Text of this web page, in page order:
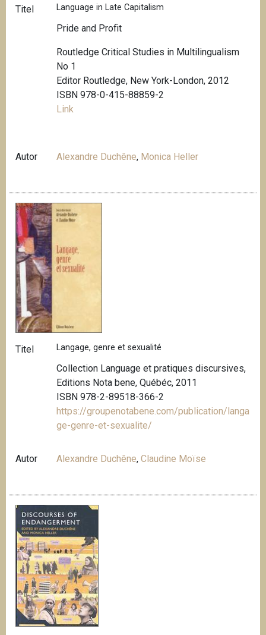
Titel Language in Late Capitalism
Pride and Profit
Routledge Critical Studies in Multilingualism
No 1
Editor Routledge, New York-London, 2012
ISBN 978-0-415-88859-2
Link
Autor Alexandre Duchêne, Monica Heller
Titel Langage, genre et sexualité
Collection Language et pratiques discursives,
Editions Nota bene, Québéc, 2011
ISBN 978-2-89518-366-2
https://groupenotabene.com/publication/langa
ge-genre-et-sexualite/
Autor Alexandre Duchêne,Claudine Moïse